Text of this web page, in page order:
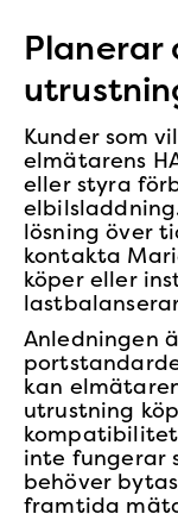
Planerar
Kunder som
elmätarens
eller styra
lösning över
kontakta
köper eller
Anledningen
kan
utrustning
inte fungerar
behöver
framtida